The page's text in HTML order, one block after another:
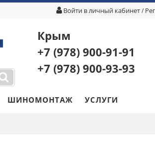
Войти в личный кабинет/
Крым
+7 (978)900-91-91
+7 (978)900-93-93
ШИНОМОНТАЖ УСЛУГИ